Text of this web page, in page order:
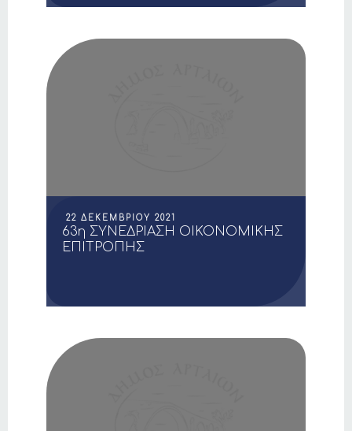
22 ΔΕΚΕΜΒΡΊΟΥ 2021
63η ΣΥΝΕΔΡΙΑΣΗ ΟΙΚΟΝΟΜΙΚΗΣ
ΕΠΙΤΡΟΠΗΣ